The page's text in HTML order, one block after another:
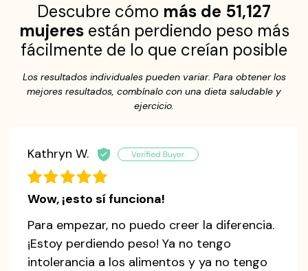
Descubre cómo más de 51,127
mujeresestán perdiendo peso más
fácilmente de lo que creían posible
Los resultados individuales pueden variar. Para obtener los
mejores resultados, combínalo con una dieta saludable y
ejercicio.
Kathryn W.
Wow, ¡esto sí funciona!
Para empezar, no puedo creer la diferencia.
¡Estoy perdiendo peso! Ya no tengo
intolerancia a los alimentos y ya no tengo